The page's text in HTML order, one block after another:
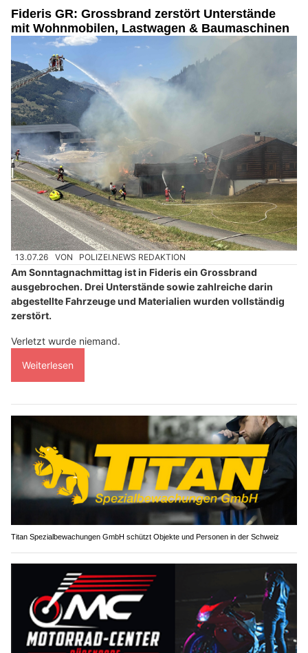
Fideris GR: Grossbrand zerstört Unterstände
mit Wohnmobilen, Lastwagen & Baumaschinen
13.07.26 VON POLIZEI.NEWS REDAKTION
Am Sonntagnachmittag ist in Fideris ein Grossbrand
ausgebrochen. Drei Unterstände sowie zahlreiche darin
abgestellte Fahrzeuge und Materialien wurden vollständig
zerstört.
Verletzt wurde niemand.
Weiterlesen
Titan Spezialbewachungen GmbH schützt Objekte und Personen in der Schweiz